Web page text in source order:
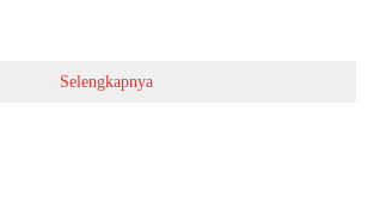
Selengkapnya